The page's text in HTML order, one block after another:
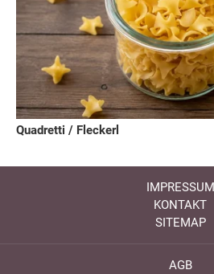
Quadretti / Fleckerl
IMPRESSUM
KONTAKT
SITEMAP
AGB